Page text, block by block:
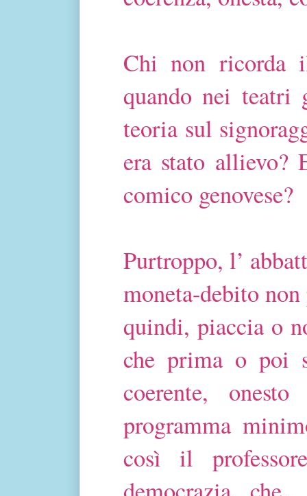
Chi non ricorda
quando nei teatri
teoria sul
era stato allievo?
comico genovese?
Purtroppo, l’
moneta-debito
quindi, piaccia o
che prima o poi
coerente,
programma
così il